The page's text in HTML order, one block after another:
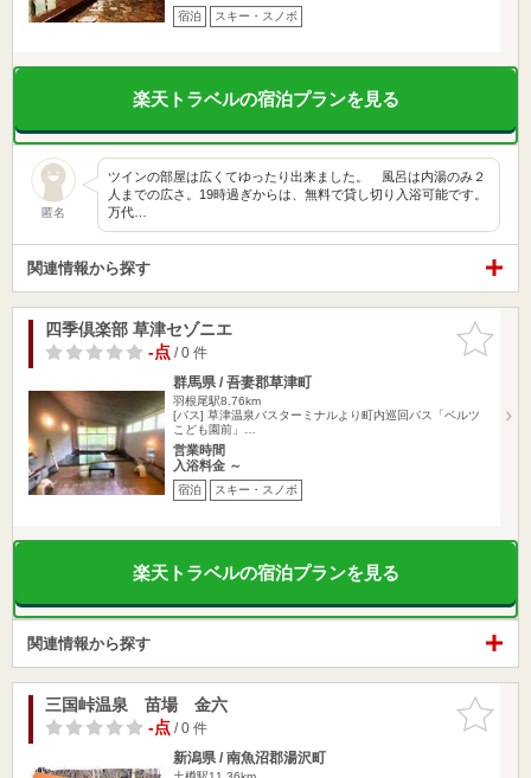
宿泊 スキー・スノボ
楽天トラベルの宿泊プランを見る
匿名
ツインの部屋は広くてゆったり出来ました。 風呂は内湯のみ２
人までの広さ。19時過ぎからは、無料で貸し切り入浴可能です。
万代…
関連情報から探す
お気に入
りに追加
四季倶楽部 草津セゾニエ
-点/ 0 件
群馬県 / 吾妻郡草津町
羽根尾駅8.76km
[バス] 草津温泉バスターミナルより町内巡回バス「ベルツ
こども園前」…
営業時間
入浴料金 ～
宿泊 スキー・スノボ
楽天トラベルの宿泊プランを見る
関連情報から探す
お気に入
りに追加
三国峠温泉 苗場 金六
-点/ 0 件
新潟県 / 南魚沼郡湯沢町